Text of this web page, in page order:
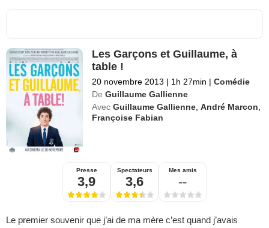
Les Garçons et Guillaume, à
table !
20 novembre 2013 | 1h 27min | Comédie
De Guillaume Gallienne
Avec Guillaume Gallienne ,André Marcon
Françoise Fabian
Presse
3,9
Spectateurs
3,6
Mes amis
--
Le premier souvenir que j’ai de ma mère c’est quand j’avais